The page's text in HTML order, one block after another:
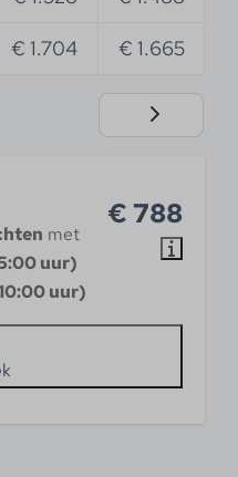
€ 1.704 € 1.665
€ 788
met
uur)
uur)